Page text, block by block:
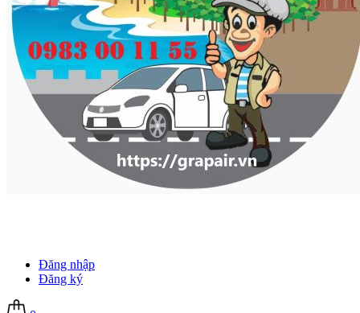
Đăng nhập
Đăng ký